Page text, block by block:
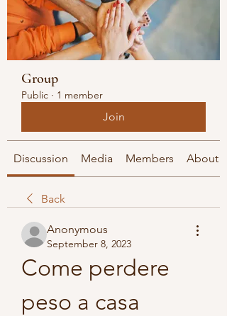
Group
Public · 1 member
Join
Discussion Media Members About
Back
Anonymous
September 8, 2023
Come perdere
peso a casa